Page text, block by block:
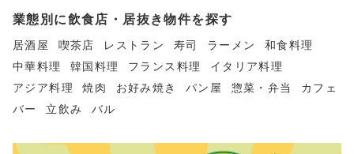
業態別に飲食店・居抜き物件を探す
居酒屋 喫茶店 レストラン 寿司 ラーメン
和食料理
中華料理
韓国料理 フランス料理
イタリア料理
アジア料理
焼肉 お好み焼き パン屋 惣菜・弁当
カフェ
バー
立飲み バル